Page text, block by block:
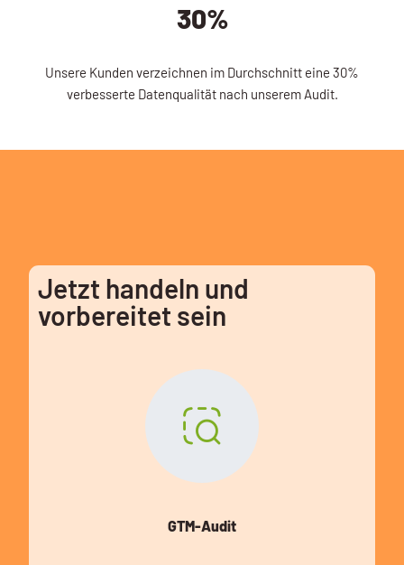
30%
Unsere Kunden verzeichnen im Durchschnitt eine 30%
verbesserte Datenqualität nach unserem Audit.
Jetzt handeln und
vorbereitet sein
GTM-Audit